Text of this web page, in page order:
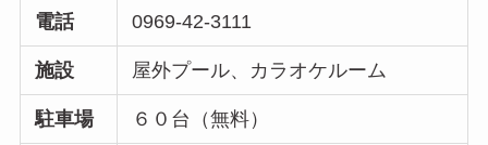
電話 0969-42-3111
施設 屋外プール、カラオケルーム
駐車場 ６０台（無料）